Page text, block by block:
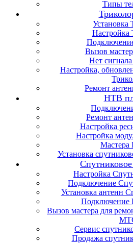
Типы
Установка
Настройка
Вызов
Нет
Настройка,
Ремонт
НТВ
Ремонт
Настройка
Настройка
Установка
Настройка
Подключение
Установка антенн
Подключение
Вызов мастера для
Сервис
Продажа